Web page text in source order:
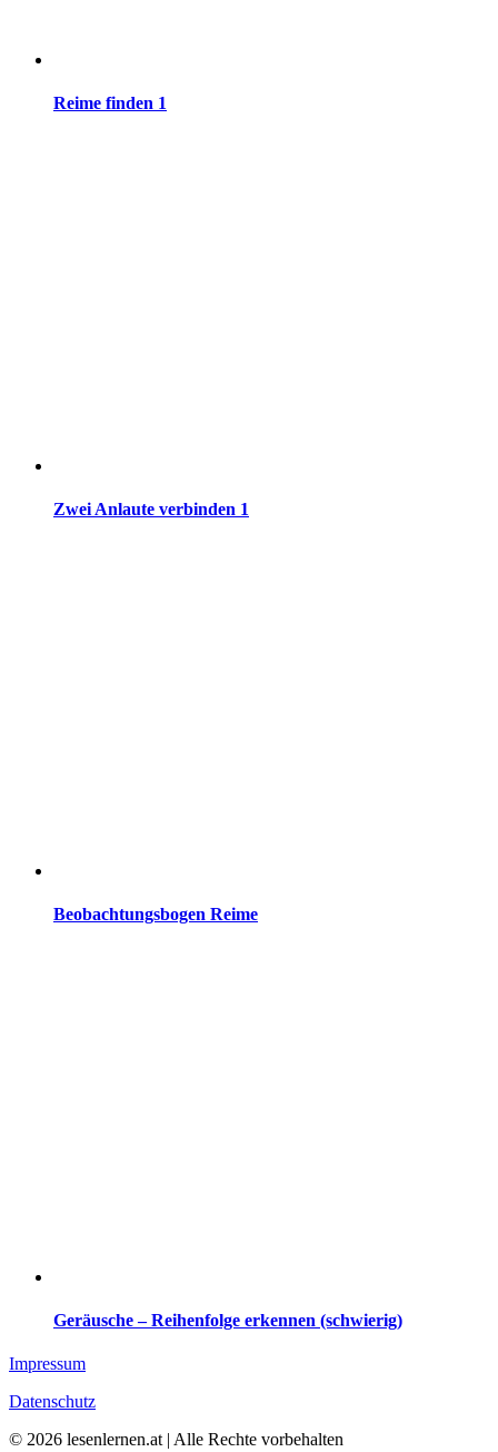
Reime finden 1
Zwei Anlaute verbinden 1
Beobachtungsbogen Reime
Geräusche – Reihenfolge erkennen (schwierig)
Impressum
Datenschutz
© 2026 lesenlernen.at | Alle Rechte vorbehalten